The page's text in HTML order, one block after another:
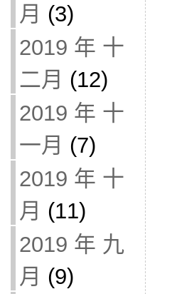
月 (3)
2019 年 十
二月 (12)
2019 年 十
一月 (7)
2019 年 十
月 (11)
2019 年 九
月 (9)